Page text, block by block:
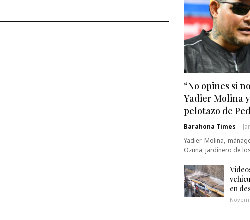
“No opines si
Yadier Molina
pelotazo de
Barahona Times -
Yadier Molina,
Ozuna, jardinero de
en